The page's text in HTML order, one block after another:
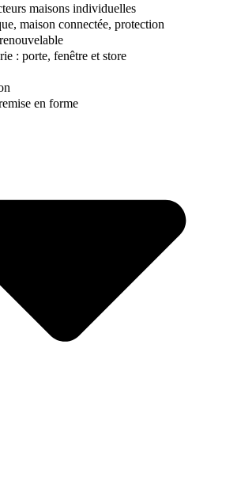
maisons individuelles
maison connectée, protection
: porte, fenêtre et store
en forme